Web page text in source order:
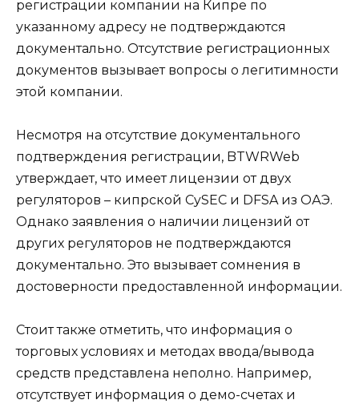
регистрации компании на Кипре по
указанному адресу не подтверждаются
документально. Отсутствие регистрационных
документов вызывает вопросы о легитимности
этой компании.
Несмотря на отсутствие документального
подтверждения регистрации, BTWRWeb
утверждает, что имеет лицензии от двух
регуляторов – кипрской CySEC и DFSA из ОАЭ.
Однако заявления о наличии лицензий от
других регуляторов не подтверждаются
документально. Это вызывает сомнения в
достоверности предоставленной информации.
Стоит также отметить, что информация о
торговых условиях и методах ввода/вывода
средств представлена неполно. Например,
отсутствует информация о демо-счетах и